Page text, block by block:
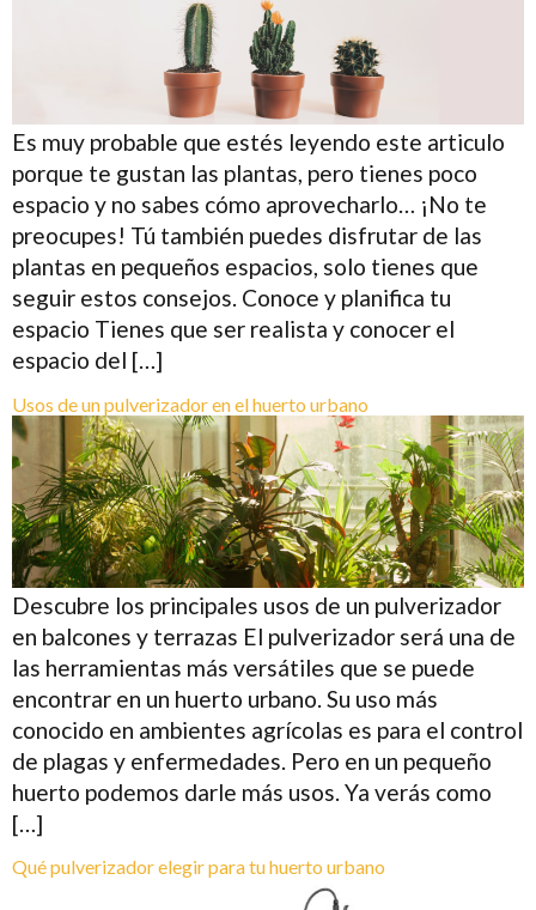
Es muy probable que estés leyendo este articulo
porque te gustan las plantas, pero tienes poco
espacio y no sabes cómo aprovecharlo… ¡No te
preocupes! Tú también puedes disfrutar de las
plantas en pequeños espacios, solo tienes que
seguir estos consejos. Conoce y planifica tu
espacio Tienes que ser realista y conocer el
espacio del […]
Usos de un pulverizador en el huerto urbano
Descubre los principales usos de un pulverizador
en balcones y terrazas El pulverizador será una de
las herramientas más versátiles que se puede
encontrar en un huerto urbano. Su uso más
conocido en ambientes agrícolas es para el control
de plagas y enfermedades. Pero en un pequeño
huerto podemos darle más usos. Ya verás como
[…]
Qué pulverizador elegir para tu huerto urbano